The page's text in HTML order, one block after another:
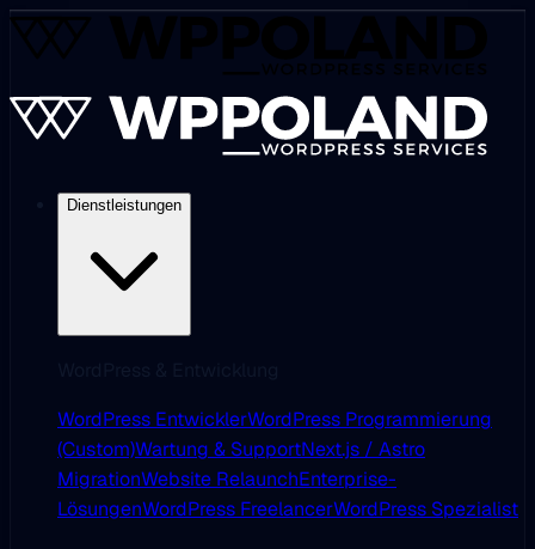
Dienstleistungen
WordPress EntwicklerWordPress Programmierung
(Custom)Wartung & SupportNext.js / Astro
MigrationWebsite RelaunchEnterprise-
LösungenWordPress FreelancerWordPress Spezialist